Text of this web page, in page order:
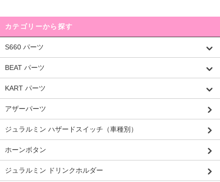
カテゴリーから探す
S660 パーツ
BEAT パーツ
KART パーツ
アザーパーツ
ジュラルミン ハザードスイッチ（車種別）
ホーンボタン
ジュラルミン ドリンクホルダー